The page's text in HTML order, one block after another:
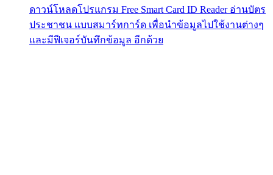
ดาวน์โหลดโปรแกรม Free Smart Card ID Reader อ่านบัตร
ประชาชน แบบสมาร์ทการ์ด เพื่อนำข้อมูลไปใช้งานต่างๆ
และมีฟีเจอร์บันทึกข้อมูล อีกด้วย